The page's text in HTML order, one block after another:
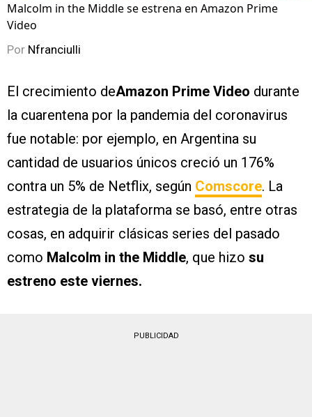
Malcolm in the Middle se estrena en Amazon Prime
Video
Por Nfranciulli
El crecimiento deAmazon Prime Video durante
la cuarentena por la pandemia del coronavirus
fue notable: por ejemplo, en Argentina su
cantidad de usuarios únicos creció un 176%
contra un 5% de Netflix, según Comscore. La
estrategia de la plataforma se basó, entre otras
cosas, en adquirir clásicas series del pasado
como Malcolm in the Middle, que hizo su
estreno este viernes.
PUBLICIDAD